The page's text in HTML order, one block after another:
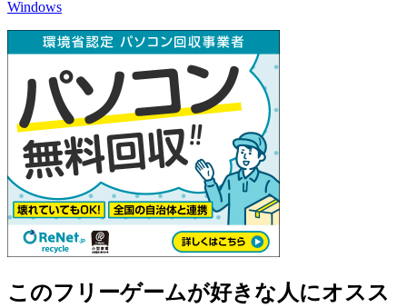
Windows
このフリーゲームが好きな人にオスス